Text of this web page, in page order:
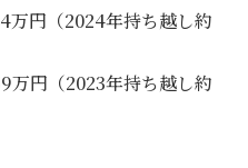
円（2024年持ち越し約
円（2023年持ち越し約